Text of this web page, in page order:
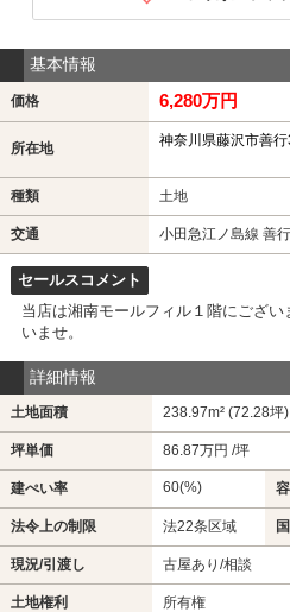
基本情報
価格 6,280万円
所在地 神奈川県藤沢市善行
種類 土地
交通 小田急江ノ島線 善
セールスコメント
当店は湘南モールフィル１階にござ
いませ。
詳細情報
土地面積 238.97m² (72.28坪)
坪単価 86.87万円 /坪
建ぺい率 60(%)
法令上の制限 法22条区域
現況/引渡し 古屋あり/相談
土地権利 所有権